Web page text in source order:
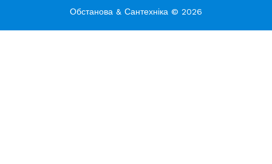
Обстанова & Сантехніка © 2026